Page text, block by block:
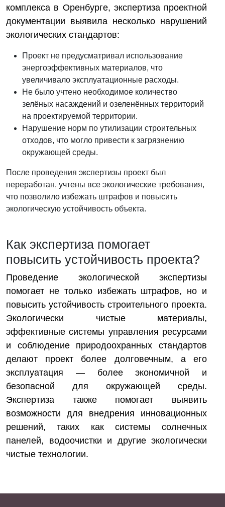
комплекса в Оренбурге, экспертиза проектной
документации выявила несколько нарушений
экологических стандартов:
Проект не предусматривал использование
энергоэффективных материалов, что
увеличивало эксплуатационные расходы.
Не было учтено необходимое количество
зелёных насаждений и озеленённых территорий
на проектируемой территории.
Нарушение норм по утилизации строительных
отходов, что могло привести к загрязнению
окружающей среды.
После проведения экспертизы проект был
переработан, учтены все экологические требования,
что позволило избежать штрафов и повысить
экологическую устойчивость объекта.
Как экспертиза помогает
повысить устойчивость проекта?
Проведение экологической экспертизы
помогает не только избежать штрафов, но и
повысить устойчивость строительного проекта.
Экологически чистые материалы,
эффективные системы управления ресурсами
и соблюдение природоохранных стандартов
делают проект более долговечным, а его
эксплуатация — более экономичной и
безопасной для окружающей среды.
Экспертиза также помогает выявить
возможности для внедрения инновационных
решений, таких как системы солнечных
панелей, водоочистки и другие экологически
чистые технологии.